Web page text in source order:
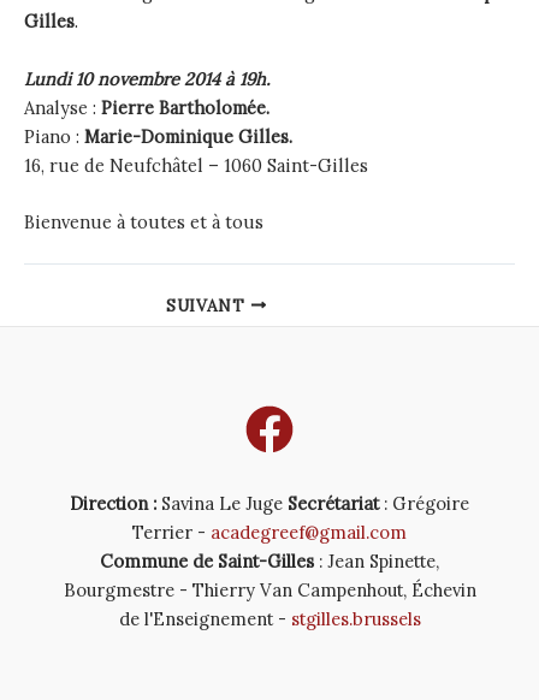
Gilles.
Lundi 10 novembre 2014 à 19h.
Analyse : Pierre Bartholomée.
Piano : Marie-Dominique Gilles.
16, rue de Neufchâtel – 1060 Saint-Gilles
Bienvenue à toutes et à tous
navigation
SUIVANT
Direction : Savina Le Juge Secrétariat: Grégoire
Terrier - acadegreef@gmail.com
Commune de Saint-Gilles : Jean Spinette,
Bourgmestre - Thierry Van Campenhout, Échevin
de l'Enseignement - stgilles.brussels